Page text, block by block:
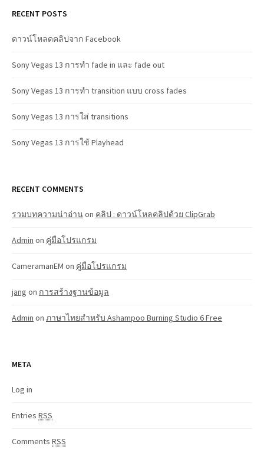
RECENT POSTS
ดาวน์โหลดคลิปจาก Facebook
Sony Vegas 13 การทำ fade in และ fade out
Sony Vegas 13 การทำ transition แบบ cross fades
Sony Vegas 13 การใส่ transitions
Sony Vegas 13 การใช้ Playhead
RECENT COMMENTS
รวมบทความน่าอ่านon คลิป : ดาวน์โหลคลิปด้วย ClipGrab
Admin on คู่มือโปรแกรม
CameramanEM on คู่มือโปรแกรม
jang on การสร้างฐานข้อมูล
Admin on ภาษาไทยสำหรับ Ashampoo Burning Studio 6 Free
META
Log in
Entries RSS
Comments RSS